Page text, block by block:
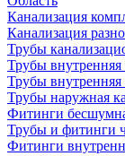
Канализация
Канализация
Трубы
Трубы
Трубы внутренняя
Трубы наружная
Фитинги
Трубы и фитинги
Фитинги